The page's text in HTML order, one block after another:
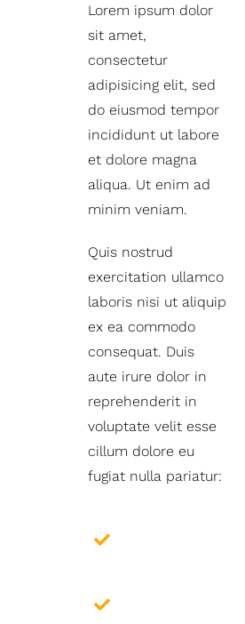
Lorem ipsum dolor
sit amet,
consectetur
adipisicing elit, sed
do eiusmod tempor
incididunt ut labore
et dolore magna
aliqua. Ut enim ad
minim veniam.
Quis nostrud
exercitation ullamco
laboris nisi ut aliquip
ex ea commodo
consequat. Duis
aute irure dolor in
reprehenderit in
voluptate velit esse
cillum dolore eu
fugiat nulla pariatur: